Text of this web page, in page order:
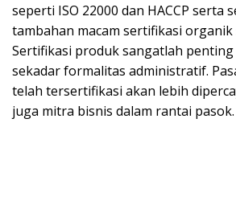
seperti ISO 22000 dan HACCP serta
tambahan macam sertifikasi
Sertifikasi produk sangatlah
sekadar formalitas administratif.
telah tersertifikasi akan lebih
juga mitra bisnis dalam rantai pasok.